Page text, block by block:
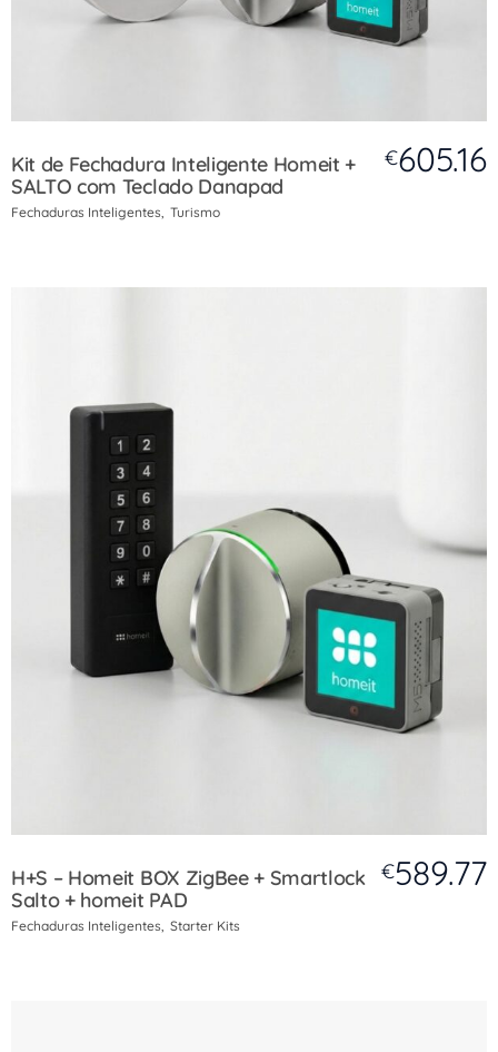
Kit de Fechadura Inteligente Homeit +
SALTO com Teclado Danapad
€605.16
Fechaduras Inteligentes Turismo
H+S – Homeit BOX ZigBee + Smartlock
Salto + homeit PAD
€589.77
Fechaduras Inteligentes Starter Kits